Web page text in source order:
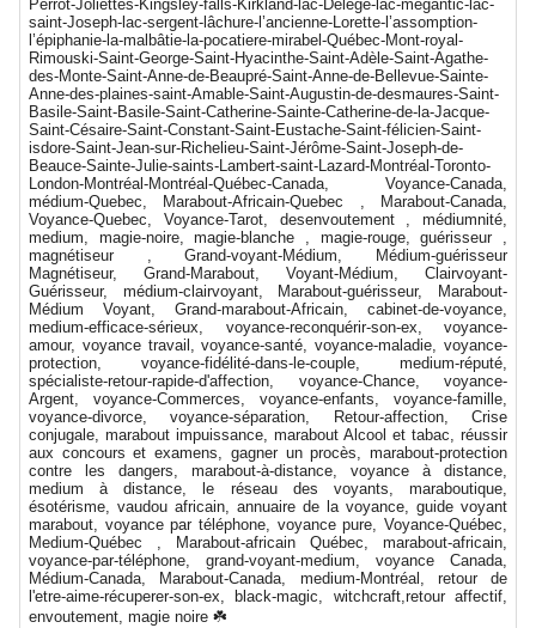
Perrot-Joliettes-Kingsley-falls-Kirkland-lac-Delege-lac-mégantic-lac-
saint-Joseph-lac-sergent-lâchure-l’ancienne-Lorette-l’assomption-
l’épiphanie-la-malbâtie-la-pocatiere-mirabel-Québec-Mont-royal-
Rimouski-Saint-George-Saint-Hyacinthe-Saint-Adèle-Saint-Agathe-
des-Monte-Saint-Anne-de-Beaupré-Saint-Anne-de-Bellevue-Sainte-
Anne-des-plaines-saint-Amable-Saint-Augustin-de-desmaures-Saint-
Basile-Saint-Basile-Saint-Catherine-Sainte-Catherine-de-la-Jacque-
Saint-Césaire-Saint-Constant-Saint-Eustache-Saint-félicien-Saint-
isdore-Saint-Jean-sur-Richelieu-Saint-Jérôme-Saint-Joseph-de-
Beauce-Sainte-Julie-saints-Lambert-saint-Lazard-Montréal-Toronto-
London-Montréal-Montréal-Québec-Canada, Voyance-Canada,
médium-Quebec, Marabout-Africain-Quebec , Marabout-Canada,
Voyance-Quebec, Voyance-Tarot, desenvoutement , médiumnité,
medium, magie-noire, magie-blanche , magie-rouge, guérisseur ,
magnétiseur , Grand-voyant-Médium, Médium-guérisseur
Magnétiseur, Grand-Marabout, Voyant-Médium, Clairvoyant-
Guérisseur, médium-clairvoyant, Marabout-guérisseur, Marabout-
Médium Voyant, Grand-marabout-Africain, cabinet-de-voyance,
medium-efficace-sérieux, voyance-reconquérir-son-ex, voyance-
amour, voyance travail, voyance-santé, voyance-maladie, voyance-
protection, voyance-fidélité-dans-le-couple, medium-réputé,
spécialiste-retour-rapide-d'affection, voyance-Chance, voyance-
Argent, voyance-Commerces, voyance-enfants, voyance-famille,
voyance-divorce, voyance-séparation, Retour-affection, Crise
conjugale, marabout impuissance, marabout Alcool et tabac, réussir
aux concours et examens, gagner un procès, marabout-protection
contre les dangers, marabout-à-distance, voyance à distance,
medium à distance, le réseau des voyants, maraboutique,
ésotérisme, vaudou africain, annuaire de la voyance, guide voyant
marabout, voyance par téléphone, voyance pure, Voyance-Québec,
Medium-Québec , Marabout-africain Québec, marabout-africain,
voyance-par-téléphone, grand-voyant-medium, voyance Canada,
Médium-Canada, Marabout-Canada, medium-Montréal, retour de
l'etre-aime-récuperer-son-ex, black-magic, witchcraft,retour affectif,
envoutement, magie noire ☘️